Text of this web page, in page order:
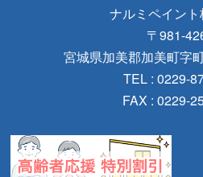
ナルミペイン
〒981-
宮城県加美郡加美町字
TEL : 0229-
FAX : 0229-